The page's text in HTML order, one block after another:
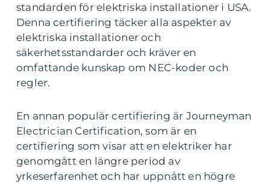
standarden för elektriska installationer i USA.
Denna certifiering täcker alla aspekter av
elektriska installationer och
säkerhetsstandarder och kräver en
omfattande kunskap om NEC-koder och
regler.
En annan populär certifiering är Journeyman
Electrician Certification, som är en
certifiering som visar att en elektriker har
genomgått en längre period av
yrkeserfarenhet och har uppnått en högre